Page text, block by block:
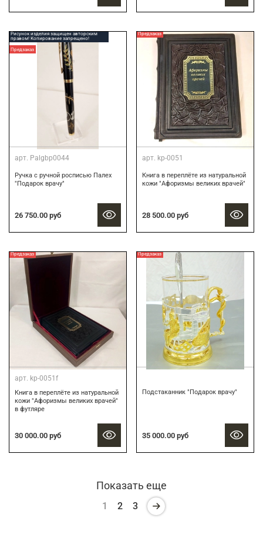
Рисунок изделия защищен авторским
правом! Копирование запрещено!
Предзаказ
арт. Palgbp0044
Ручка с ручной росписью Палех
"Подарок врачу"
26 750.00 руб
Предзаказ
арт. kp-0051
Книга в переплёте из натуральной
кожи "Афоризмы великих врачей"
28 500.00 руб
Предзаказ
арт. kp-0051f
Книга в переплёте из натуральной
кожи "Афоризмы великих врачей"
в футляре
30 000.00 руб
Предзаказ
Подстаканник "Подарок врачу"
35 000.00 руб
Показать еще
1 2 3